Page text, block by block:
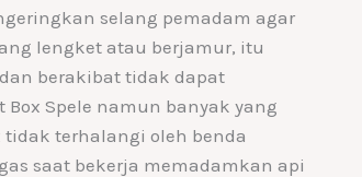
selang pemadam agar
lengket atau berjamur, itu
berakibat tidak dapat
Spele namun banyak yang
terhalangi oleh benda
saat bekerja memadamkan api